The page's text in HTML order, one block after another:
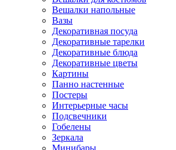
Вешалки напольные
Вазы
Декоративная посуда
Декоративные тарелки
Декоративные блюда
Декоративные цветы
Картины
Панно настенные
Постеры
Интерьерные часы
Подсвечники
Гобелены
Зеркала
Минибары